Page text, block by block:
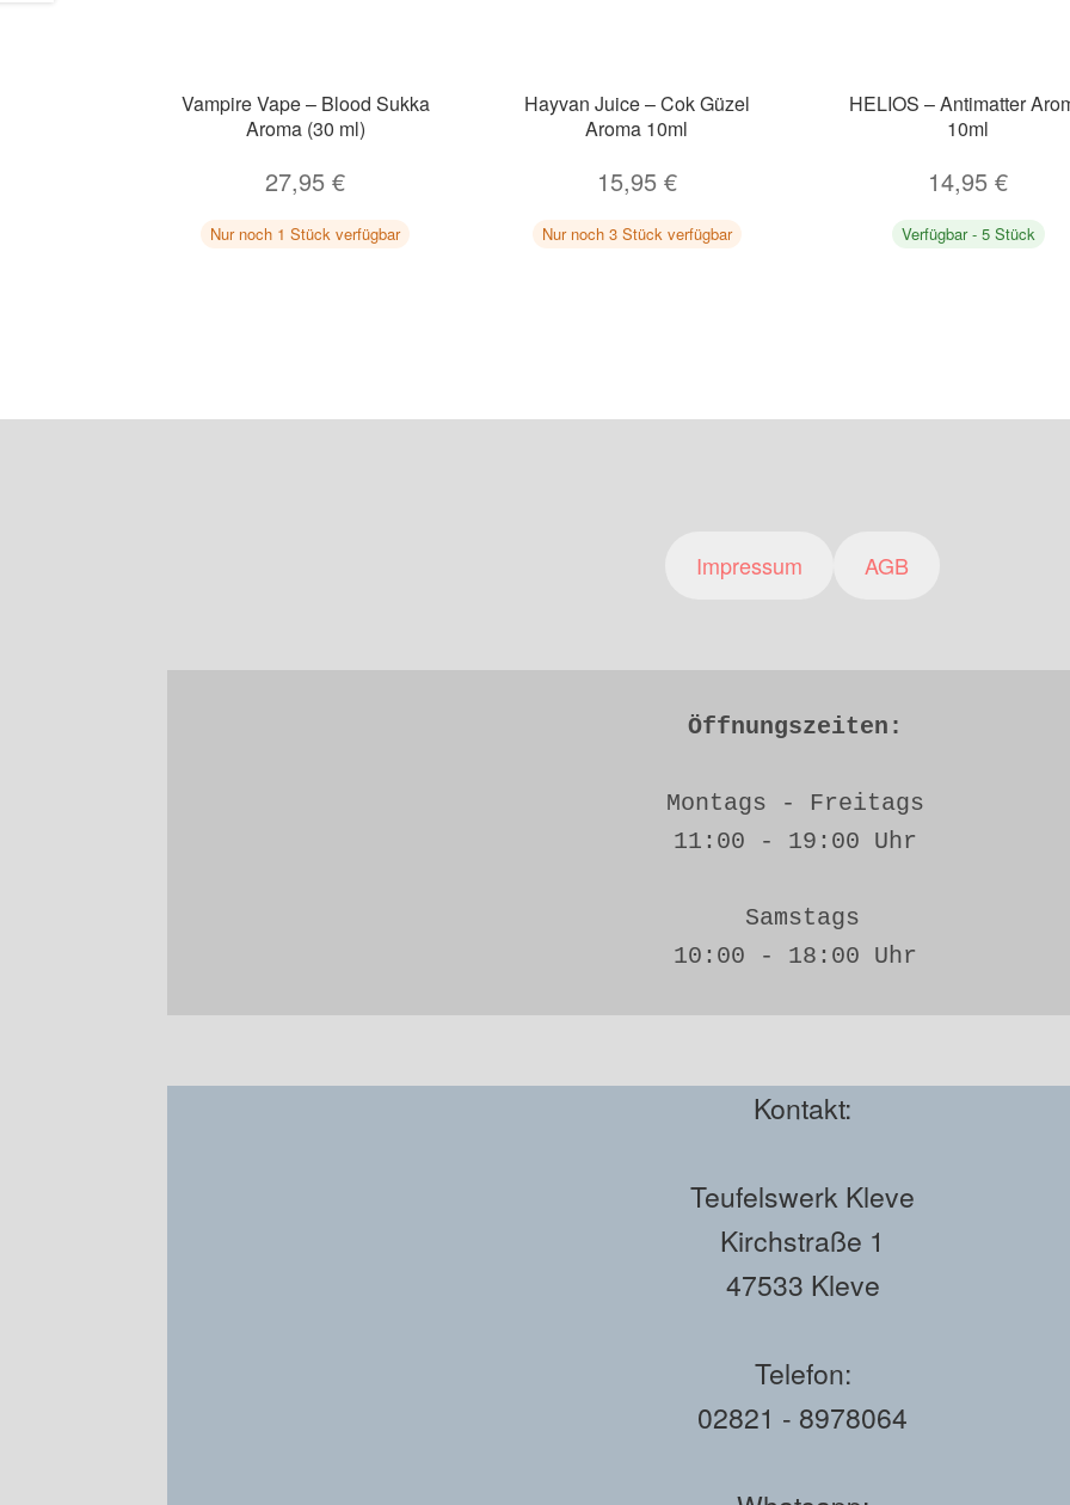
Vampire Vape – Blood Sukka
Aroma (30 ml)
27,95€
Nur noch 1 Stück verfügbar
Hayvan Juice – Cok Güzel
Aroma 10ml
15,95 €
Nur noch 3 Stück verfügbar
HELIOS – Antimatter
10ml
14,95€
Verfügbar - 5 Stück
Impressum AGB
Öffnungszeiten:
Montags - Freitags
11:00 - 19:00 Uhr
Samstags
10:00 - 18:00 Uhr
Kontakt:
Teufelswerk Kleve
Kirchstraße 1
47533 Kleve
Telefon:
02821 - 8978064